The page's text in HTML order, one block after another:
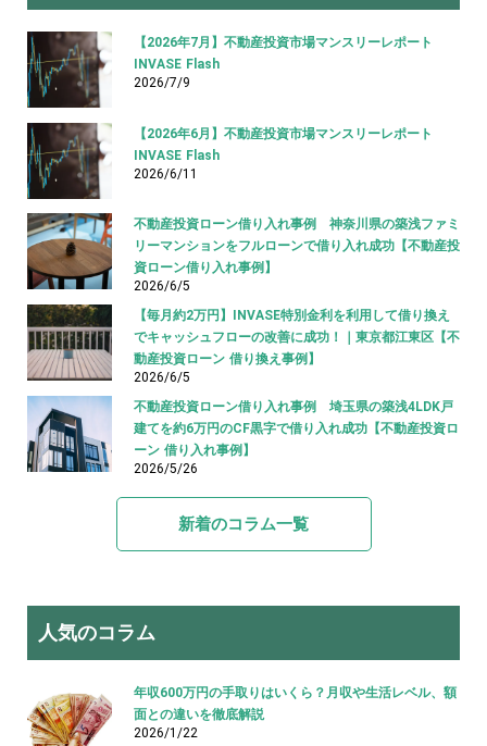
【2026年7月】不動産投資市場マンスリーレポート
INVASE Flash
2026/7/9
【2026年6月】不動産投資市場マンスリーレポート
INVASE Flash
2026/6/11
不動産投資ローン借り入れ事例 神奈川県の築浅ファミ
リーマンションをフルローンで借り入れ成功【不動産投
資ローン借り入れ事例】
2026/6/5
【毎月約2万円】INVASE特別金利を利用して借り換え
でキャッシュフローの改善に成功！｜東京都江東区【不
動産投資ローン 借り換え事例】
2026/6/5
不動産投資ローン借り入れ事例 埼玉県の築浅4LDK戸
建てを約6万円のCF黒字で借り入れ成功【不動産投資ロ
ーン 借り入れ事例】
2026/5/26
新着のコラム一覧
人気のコラム
年収600万円の手取りはいくら？月収や生活レベル、額
面との違いを徹底解説
2026/1/22